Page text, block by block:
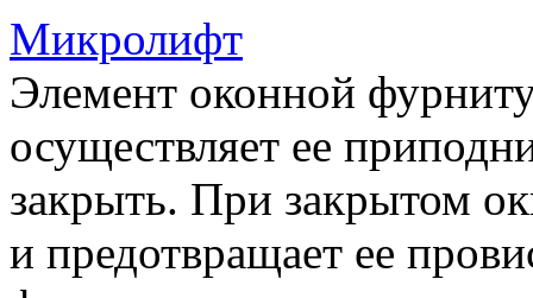
Микролифт
Элемент оконной
осуществляет ее
закрыть. При закрытом
и предотвращает ее